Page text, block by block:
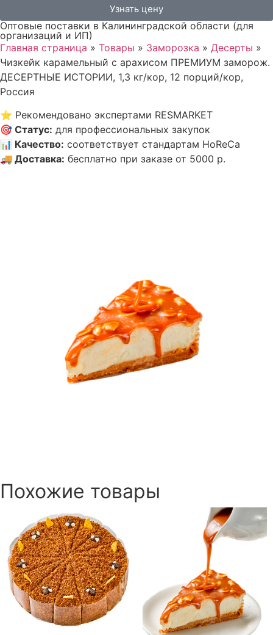
Узнать цену
Оптовые поставки в Калининградской области (для
организаций и ИП)
Главная страница » Товары » Заморозка » Десерты »
Чизкейк карамельный с арахисом ПРЕМИУМ заморож.
ДЕСЕРТНЫЕ ИСТОРИИ, 1,3 кг/кор, 12 порций/кор,
Россия
⭐ Рекомендовано экспертами RESMARKET
🎯 Статус: для профессиональных закупок
📊 Качество: соответствует стандартам HoReCa
🚚 Доставка: бесплатно при заказе от 5000 р.
Похожие товары